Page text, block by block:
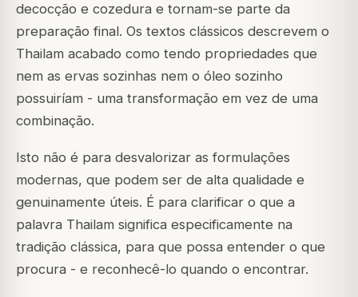
decocção e cozedura e tornam-se parte da
preparação final. Os textos clássicos descrevem o
Thailam acabado como tendo propriedades que
nem as ervas sozinhas nem o óleo sozinho
possuiríam - uma transformação em vez de uma
combinação.
Isto não é para desvalorizar as formulações
modernas, que podem ser de alta qualidade e
genuinamente úteis. É para clarificar o que a
palavra Thailam significa especificamente na
tradição clássica, para que possa entender o que
procura - e reconhecê-lo quando o encontrar.